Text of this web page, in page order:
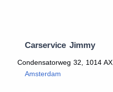
Carservice Jimmy
Condensatorweg 32, 1014 AX,
Amsterdam